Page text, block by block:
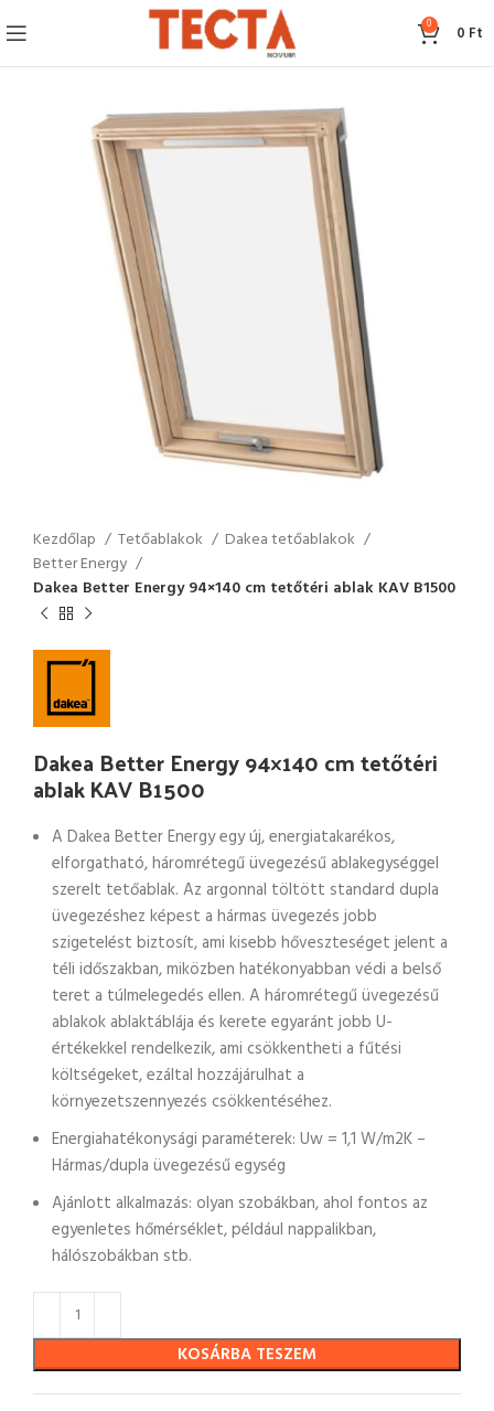
0 0 Ft
Kezdőlap Tetőablakok
Dakea tetőablakok
Better Energy
Dakea Better Energy 94×140 cm tetőtéri ablak KAV B1500
Dakea Better Energy 94×140 cm tetőtéri
ablak KAV B1500
A Dakea Better Energy egy új, energiatakarékos,
elforgatható, háromrétegű üvegezésű ablakegységgel
szerelt tetőablak. Az argonnal töltött standard dupla
üvegezéshez képest a hármas üvegezés jobb
szigetelést biztosít, ami kisebb hőveszteséget jelent a
téli időszakban, miközben hatékonyabban védi a belső
teret a túlmelegedés ellen. A háromrétegű üvegezésű
ablakok ablaktáblája és kerete egyaránt jobb U-
értékekkel rendelkezik, ami csökkentheti a fűtési
költségeket, ezáltal hozzájárulhat a
környezetszennyezés csökkentéséhez.
Energiahatékonysági paraméterek: Uw = 1,1 W/m2K –
Hármas/dupla üvegezésű egység
Ajánlott alkalmazás: olyan szobákban, ahol fontos az
egyenletes hőmérséklet, például nappalikban,
hálószobákban stb.
KOSÁRBA TESZEM